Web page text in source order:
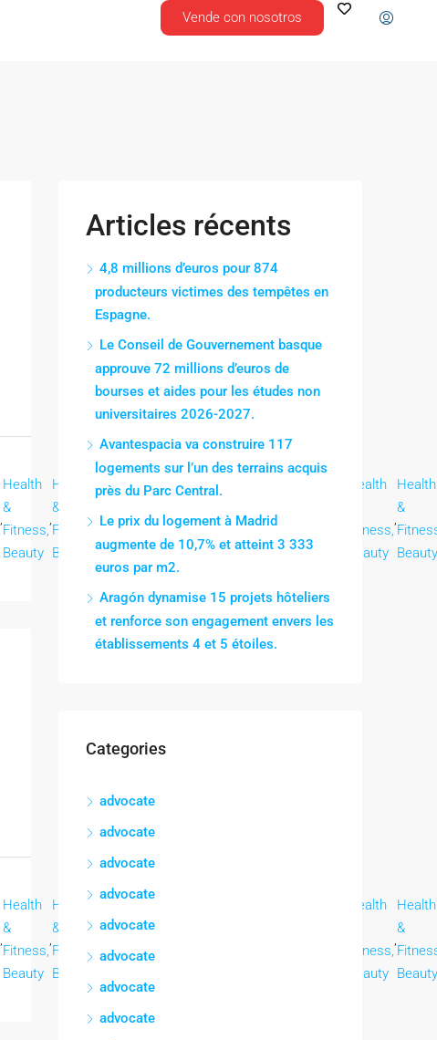
Vende con nosotros
Health
&
Fitness,
Beauty
Health
&
Fitness,
Beauty
,
Health
Fitness,
Beauty
,
Health
Fitness,
Beauty
,
Health
Fitness,
Beauty
,
Fitness,
Beauty Beauty
Health
Fitness,
Beauty
Health
&
Beauty
Health
&
Fitness,
Beauty
Health
&
Fitness,
Beauty
&
Fitness,
&
Fitness,
Health
Fitness,
Beauty
Health
&
Beauty
Articles récents
4,8 millions d’euros pour 874
producteurs victimes des tempêtes en
Espagne.
Le Conseil de Gouvernement basque
approuve 72 millions d’euros de
bourses et aides pour les études non
universitaires 2026-2027.
Avantespacia va construire 117
logements sur l’un des terrains acquis
près du Parc Central.
Le prix du logement à Madrid
augmente de 10,7% et atteint 3 333
euros par m2.
Aragón dynamise 15 projets hôteliers
et renforce son engagement envers les
établissements 4 et 5 étoiles.
Categories
advocate
advocate
advocate
advocate
advocate
advocate
advocate
advocate